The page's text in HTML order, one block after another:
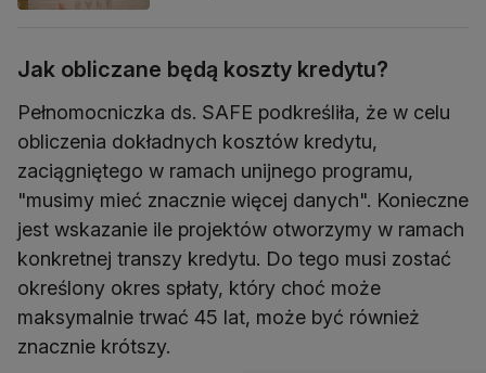
Jak obliczane będą koszty kredytu?
Pełnomocniczka ds. SAFE podkreśliła, że w celu
obliczenia dokładnych kosztów kredytu,
zaciągniętego w ramach unijnego programu,
"musimy mieć znacznie więcej danych". Konieczne
jest wskazanie ile projektów otworzymy w ramach
konkretnej transzy kredytu. Do tego musi zostać
określony okres spłaty, który choć może
maksymalnie trwać 45 lat, może być również
znacznie krótszy.